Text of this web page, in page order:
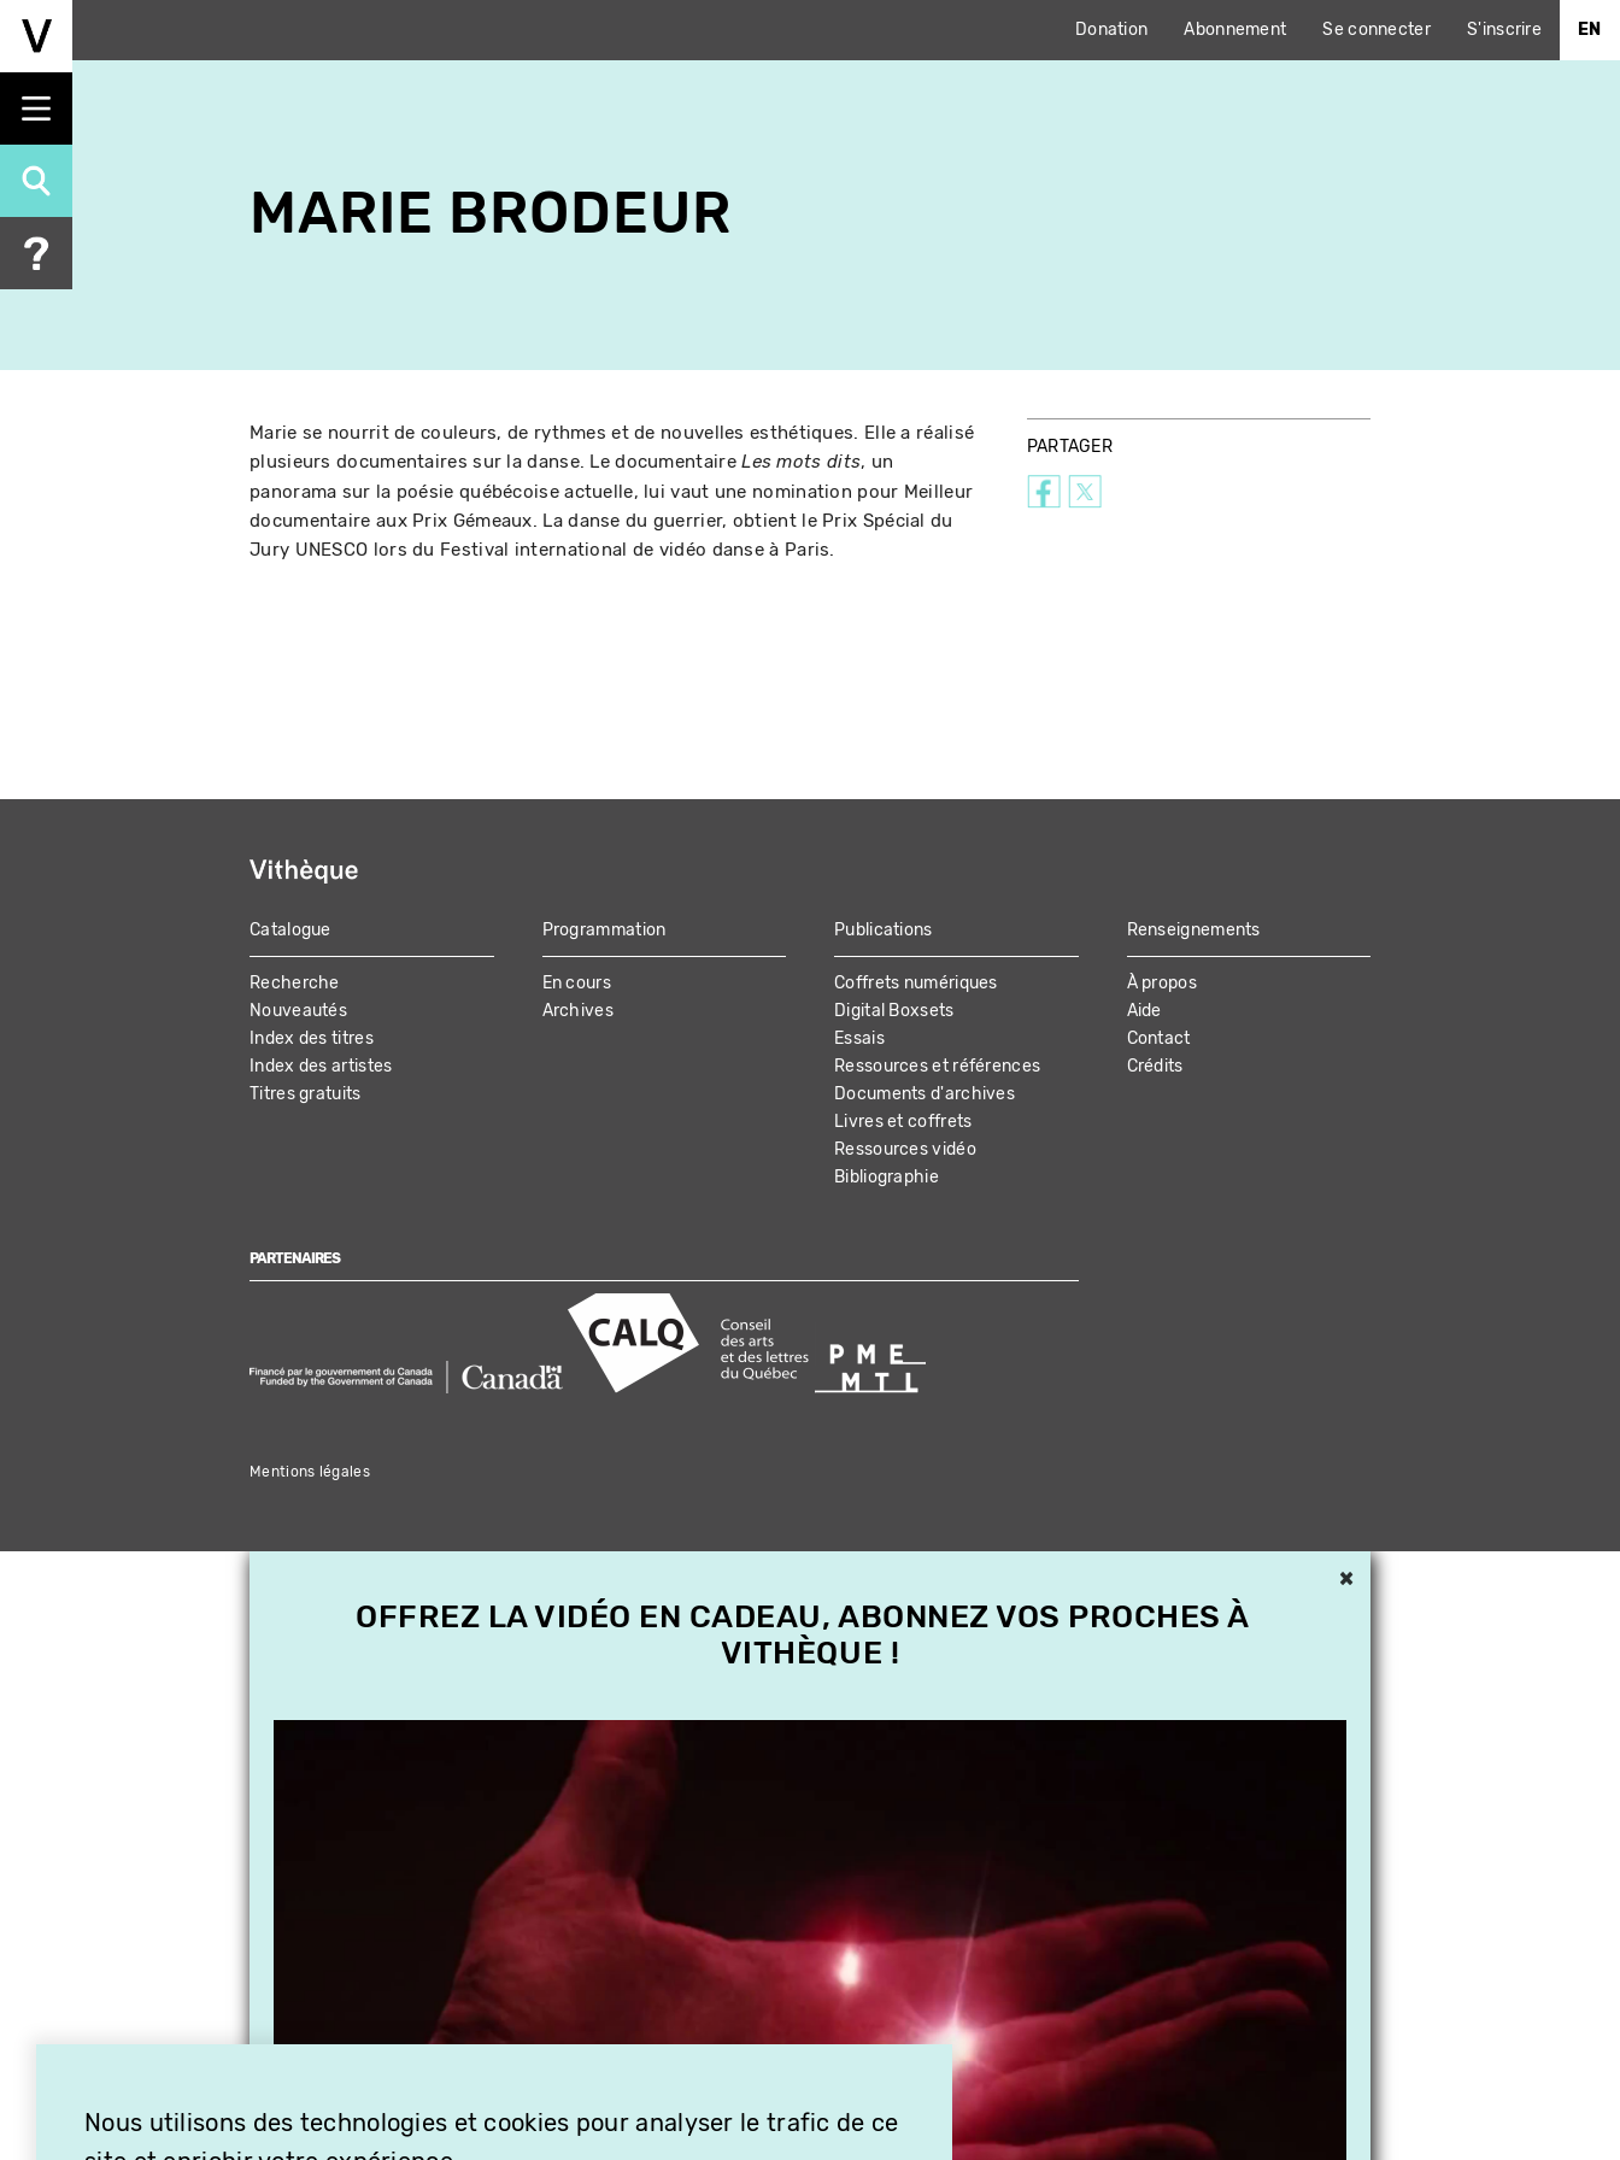
Aller
principal
Donation Abonnement Se connecter S'inscrire EN
MARIE BRODEUR
Marie se nourrit de couleurs, de rythmes et de nouvelles esthétiques. Elle a réalisé
plusieurs documentaires sur la danse. Le documentaireLes mots dits, un
panorama sur la poésie québécoise actuelle, lui vaut une nomination pour Meilleur
documentaire aux Prix Gémeaux. La danse du guerrier, obtient le Prix Spécial du
Jury UNESCO lors du Festival international de vidéo danse à Paris.
PARTAGER
MAIN
NAVIGATION
Catalogue
Recherche
Nouveautés
Index des titres
Index des artistes
Titres gratuits
Programmation
En cours
Archives
Publications
Coffrets numériques
Digital Boxsets
Essais
Ressources et références
Documents d'archives
Livres et coffrets
Ressources vidéo
Bibliographie
Renseignements
À propos
Aide
Contact
Crédits
PARTENAIRES
Mentions légales
Nous utilisons des technologies et cookies pour analyser le trafic de ce
×
OFFREZ LA VIDÉO EN CADEAU, ABONNEZ VOS PROCHES À
VITHÈQUE !